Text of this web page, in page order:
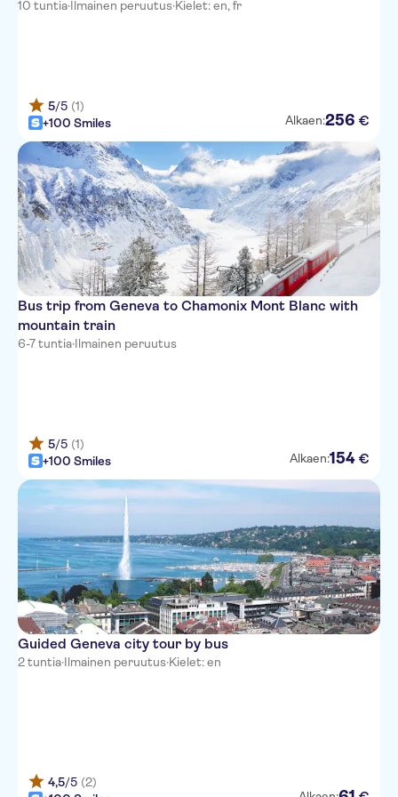
10 tuntia·Ilmainen peruutus·Kielet: en, fr
5/5 (1)
+100 Smiles
Alkaen:256 €
Bus trip from Geneva to Chamonix Mont Blanc with
mountain train
6-7 tuntia·Ilmainen peruutus
5/5 (1)
+100 Smiles
Alkaen:154 €
Guided Geneva city tour by bus
2 tuntia·Ilmainen peruutus·Kielet: en
4,5/5 (2)